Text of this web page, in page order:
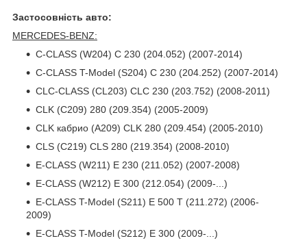
Застосовність авто:
MERCEDES-BENZ:
C-CLASS (W204) C 230 (204.052) (2007-2014)
C-CLASS T-Model (S204) C 230 (204.252) (2007-2014)
CLC-CLASS (CL203) CLC 230 (203.752) (2008-2011)
CLK (C209) 280 (209.354) (2005-2009)
CLK кабрио (A209) CLK 280 (209.454) (2005-2010)
CLS (C219) CLS 280 (219.354) (2008-2010)
E-CLASS (W211) E 230 (211.052) (2007-2008)
E-CLASS (W212) E 300 (212.054) (2009-...)
E-CLASS T-Model (S211) E 500 T (211.272) (2006-
2009)
E-CLASS T-Model (S212) E 300 (2009-...)